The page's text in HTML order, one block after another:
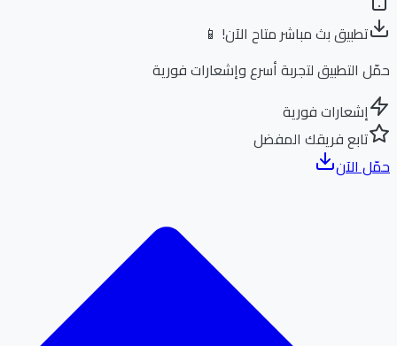
تطبيق بث مباشر متاح الآن! 📱
التطبيق لتجربة أسرع وإشعارات فورية
إشعارات فورية
تابع فريقك المفضل
الآن